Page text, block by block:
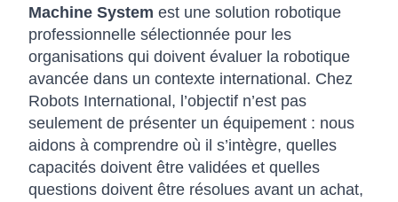
Machine System est une solution robotique
professionnelle sélectionnée pour les
organisations qui doivent évaluer la robotique
avancée dans un contexte international. Chez
Robots International, l’objectif n’est pas
seulement de présenter un équipement : nous
aidons à comprendre où il s’intègre, quelles
capacités doivent être validées et quelles
questions doivent être résolues avant un achat,